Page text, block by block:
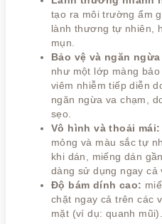
tạo ra môi trường ẩm
lành thương tự nhiên,
mụn.
Bảo vệ và ngăn
như một lớp màng
viêm nhiễm tiếp diễn
ngăn ngừa va chạm,
sẹo.
Vô hình và thoải mái:
mỏng và màu sắc tự
khi dán, miếng dán
dàng sử dụng ngay cả
Độ bám dính cao:
chặt ngay cả trên các
mặt (ví dụ: quanh mũi).